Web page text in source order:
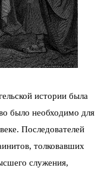
истории была
было необходимо для
Последователей
толковавших
служения,